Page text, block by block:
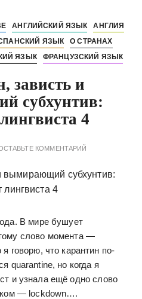
АНГЛИЙСКИЙ ЯЗЫК
АНГЛИЯ
ЯЗЫК
О СТРАНАХ
ЯЗЫК ФРАНЦУЗСКИЙ ЯЗЫК
зависть и
субхунтив:
4
КОММЕНТАРИЙ
В мире бушует
слово момента —
говорю, что карантин по-
quarantine, но когда я
и узнала ещё одно слово
— lockdown….